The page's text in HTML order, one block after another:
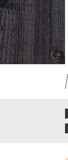
ペ
ー
ジ
の
先
頭
メ
ニ
ュ
ー
を
飛